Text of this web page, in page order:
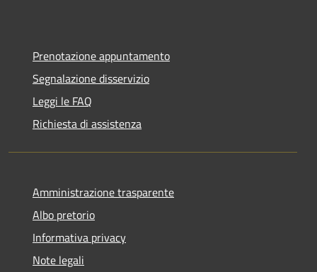
Prenotazione appuntamento
Segnalazione disservizio
Leggi le FAQ
Richiesta di assistenza
Amministrazione trasparente
Albo pretorio
Informativa privacy
Note legali